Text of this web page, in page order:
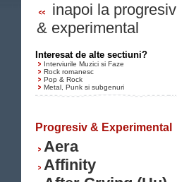
inapoi la progresiv
& experimental
Interesat de alte sectiuni?
Interviurile Muzici si Faze
Rock romanesc
Pop & Rock
Metal, Punk si subgenuri
Progresiv & Experimental
Aera
Affinity